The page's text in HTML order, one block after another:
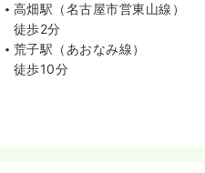
高畑駅（名古屋市営東山線）
徒歩2分
荒子駅（あおなみ線）
徒歩10分